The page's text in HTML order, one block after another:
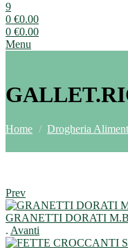
9
0 €0.00
0 €0.00
Menu
Home / Drogheria
Prev
GRANETTI DORATI
. Avanti